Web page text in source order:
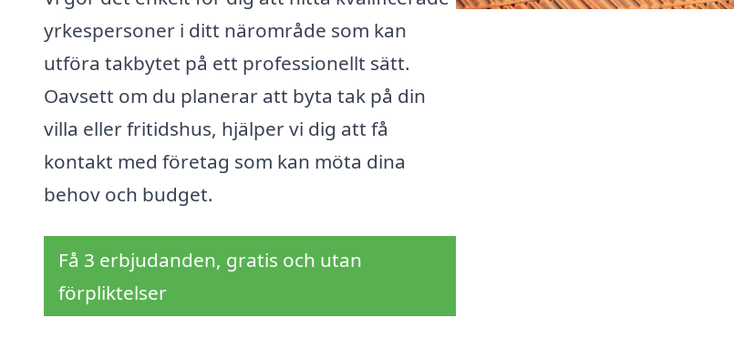
yrkespersoner i ditt närområde som kan
utföra takbytet på ett professionellt sätt.
Oavsett om du planerar att byta tak på din
villa eller fritidshus, hjälper vi dig att få
kontakt med företag som kan möta dina
behov och budget.
Få 3 erbjudanden, gratis och utan
förpliktelser